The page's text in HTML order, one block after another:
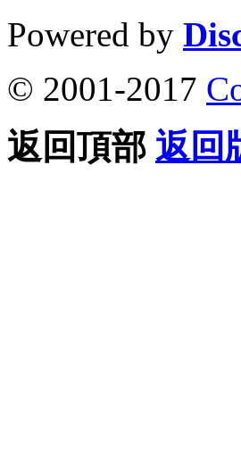
Powered by
© 2001-2017
返回頂部 返回